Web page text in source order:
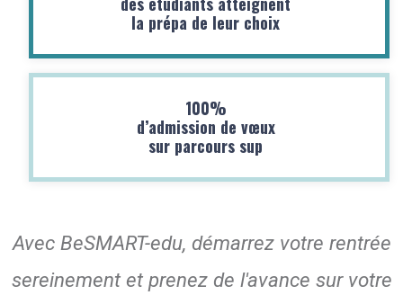
la prépa de leur choix
100%
d’admission de vœux
sur parcours sup
Avec BeSMART-edu, démarrez votre rentrée
sereinement et prenez de l'avance sur votre